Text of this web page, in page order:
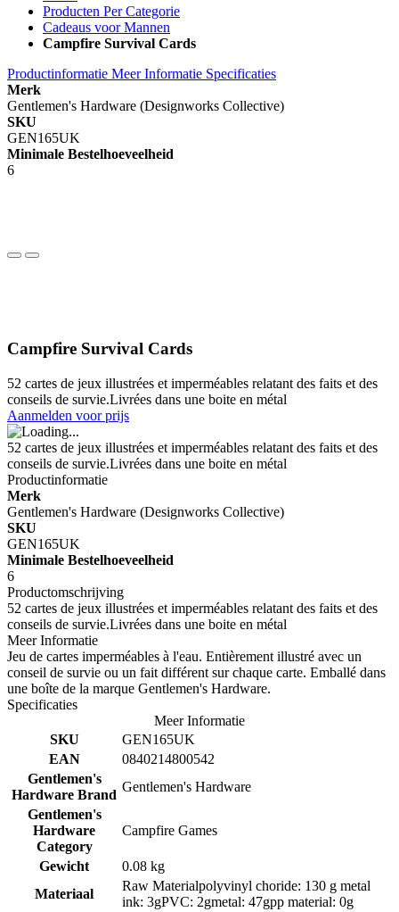
Producten Per Categorie
Cadeaus voor Mannen
Campfire Survival Cards
Productinformatie Meer Informatie Specificaties
Merk
Gentlemen's Hardware (Designworks Collective)
SKU
GEN165UK
Minimale Bestelhoeveelheid
6
Campfire Survival Cards
52 cartes de jeux illustrées et imperméables relatant des faits et des
conseils de survie.Livrées dans une boite en métal
Aanmelden voor prijs
52 cartes de jeux illustrées et imperméables relatant des faits et des
conseils de survie.Livrées dans une boite en métal
Productinformatie
Merk
Gentlemen's Hardware (Designworks Collective)
SKU
GEN165UK
Minimale Bestelhoeveelheid
6
Productomschrijving
52 cartes de jeux illustrées et imperméables relatant des faits et des
conseils de survie.Livrées dans une boite en métal
Meer Informatie
Jeu de cartes imperméables à l'eau. Entièrement illustré avec un
conseil de survie ou un fait différent sur chaque carte. Emballé dans
une boîte de la marque Gentlemen's Hardware.
Specificaties
Meer Informatie
SKU
GEN165UK
EAN
0840214800542
Gentlemen's
Hardware Brand
Gentlemen's Hardware
Gentlemen's
Hardware
Category
Campfire Games
Gewicht
0.08 kg
Materiaal
Raw Materialpolyvinyl choride: 130 g metal
ink: 3gPVC: 2gmetal: 47gpp material: 0g